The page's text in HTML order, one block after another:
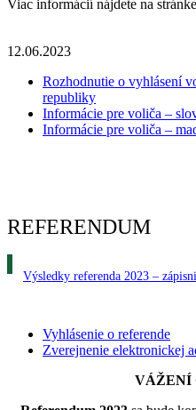
Viac informácií nájdete na
12.06.2023
Rozhodnutie o vyhlásení
republiky
Informácie pre voliča –
Informácie pre voliča –
REFERENDUM
Výsledky referenda 2023 –
Vyhlásenie o referende
Zverejnenie elektronickej
VÁŽENÍ